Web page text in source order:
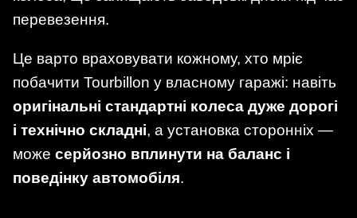
перевезення.
Це варто враховувати кожному, хто мріє
побачити Tourbillon у власному гаражі: навіть
оригінальні стандартні колеса дуже дорогі
і технічно складні, а установка сторонніх —
може серйозно вплинути на баланс і
поведінку автомобіля.